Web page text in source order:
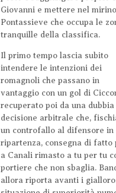
Giovanni e mettere nel mirino
Pontassieve che occupa le
tranquille della classifica.
Il primo tempo lascia subito
intendere le intenzioni dei
romagnoli che passano in
vantaggio con un gol di
recuperato poi da una dubbia
decisione arbitrale che,
un controfallo al difensore in
ripartenza, consegna di fatto
a Canali rimasto a tu per tu
portiere che non sbaglia.
allora riporta avanti i